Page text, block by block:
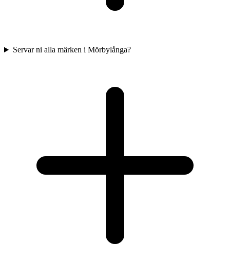
Servar ni alla märken i Mörbylånga?